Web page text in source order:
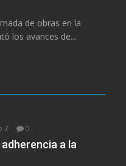
de obras en la
los avances de...
Z 0
a la